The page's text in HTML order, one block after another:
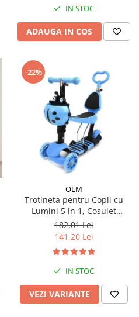
IN STOC
ADAUGA IN COS
-22%
OEM
Trotineta pentru Copii cu
Lumini 5 in 1, Cosulet
Buburuza, Maner de Impins
fara Pedale
182,01 Lei
141,20 Lei
IN STOC
VEZI VARIANTE